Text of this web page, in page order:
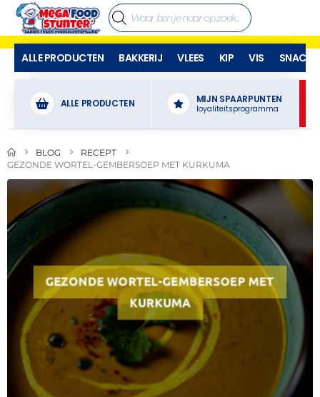
ALLE PRODUCTEN BAKKERIJ VLEES KIP VIS SNACKS
ALLE PRODUCTEN MIJN SPAARPUNTEN
loyaliteitsprogramma
BLOG
RECEPT
GEZONDE WORTEL-GEMBERSOEP MET KURKUMA